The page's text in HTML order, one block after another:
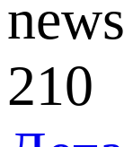
210